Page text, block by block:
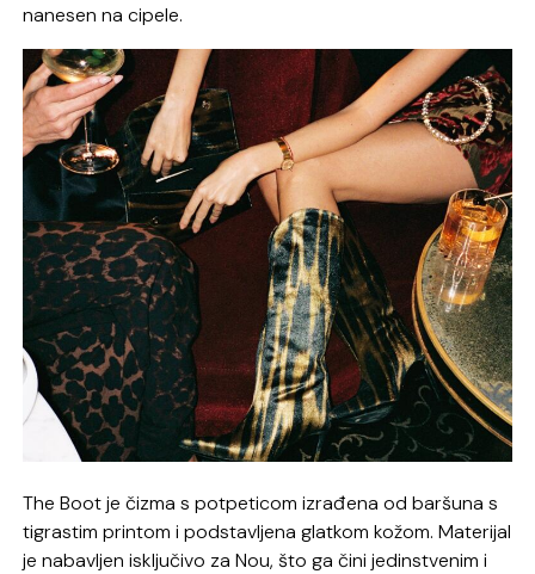
nanesen na cipele.
The Boot je čizma s potpeticom izrađena od baršuna s
tigrastim printom i podstavljena glatkom kožom. Materijal
je nabavljen isključivo za Nou, što ga čini jedinstvenim i